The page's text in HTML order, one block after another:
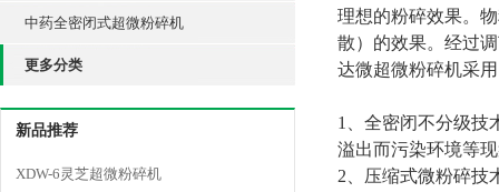
中药全密闭式超微粉碎机
更多分类
新品推荐
XDW-6灵芝超微粉碎机
理想的粉碎效果。
散）的效果。经过
达微超微粉碎机采
1
、全密闭不分级
溢出而污染环境等
2 、压缩式微粉碎